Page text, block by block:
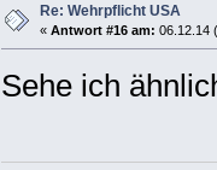
Re: Wehrpflicht USA
« Antwort #16 am: 06.12.14
Sehe ich